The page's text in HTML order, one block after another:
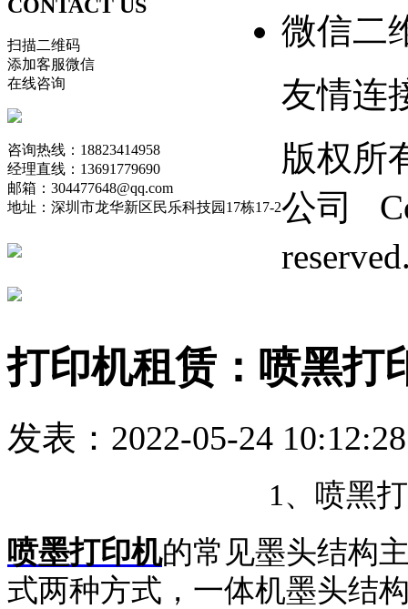
CONTACT US
扫描二维码
添加客服微信
在线咨询
咨询热线：18823414958
经理直线：13691779690
邮箱：304477648@qq.com
地址：深圳市龙华新区民乐科技园17栋17-2
打印机租赁：喷黑打
发表：2022-05-24
1、喷黑
喷墨打印机的常见墨头结构
式两种方式，一体机墨头结
微信二
友情连
版权所
公司